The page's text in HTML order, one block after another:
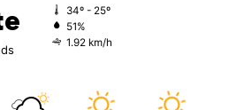
34º - 25º
51%
1.92 km/h